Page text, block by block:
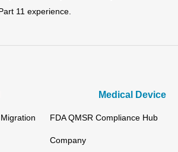
11 experience.
Medical Device
FDA QMSR Compliance Hub
Company